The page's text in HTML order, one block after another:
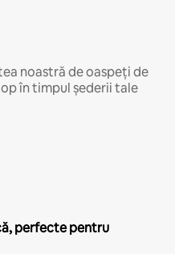
noastră de oaspeți de
în timpul șederii tale
perfecte pentru